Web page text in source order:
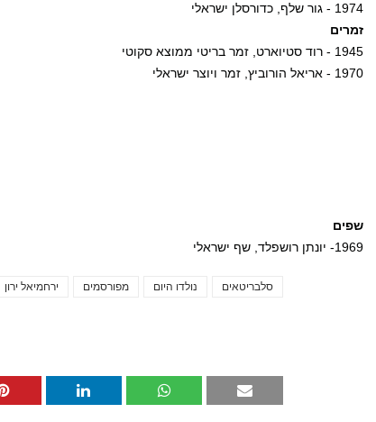
1974 - גור שלף, כדורסלן ישראלי
זמרים
1945 - רוד סטיוארט, זמר בריטי ממוצא סקוטי
1970 - אריאל הורוביץ, זמר ויוצר ישראלי
שפים
1969- יונתן רושפלד, שף ישראלי
ירחמיאל ירון מפורסמים נולדו היום
סלבריטאים